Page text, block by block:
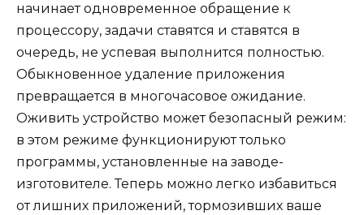
начинает одновременное обращение к
процессору, задачи ставятся и ставятся в
очередь, не успевая выполнится полностью.
Обыкновенное удаление приложения
превращается в многочасовое ожидание.
Оживить устройство может безопасный режим:
в этом режиме функционируют только
программы, установленные на заводе-
изготовителе. Теперь можно легко избавиться
от лишних приложений, тормозивших ваше